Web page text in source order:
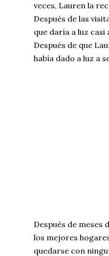
veces, Lauren la
Después de las
que daría a luz casi
Después de que
había dado a luz a
Después de meses
los mejores
quedarse con